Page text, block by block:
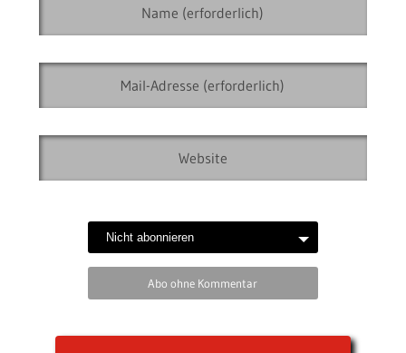
Abo ohne Kommentar